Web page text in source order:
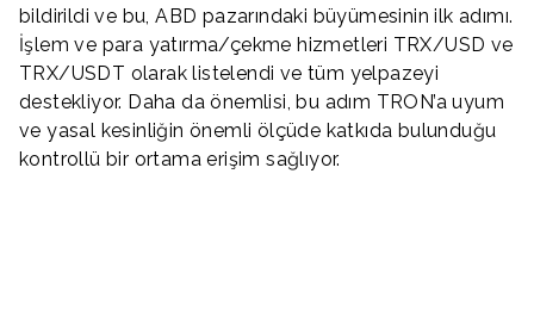
bildirildi ve bu, ABD pazarındaki büyümesinin ilk adımı.
İşlem ve para yatırma/çekme hizmetleri TRX/USD ve
TRX/USDT olarak listelendi ve tüm yelpazeyi
destekliyor. Daha da önemlisi, bu adım TRON’a uyum
ve yasal kesinliğin önemli ölçüde katkıda bulunduğu
kontrollü bir ortama erişim sağlıyor.